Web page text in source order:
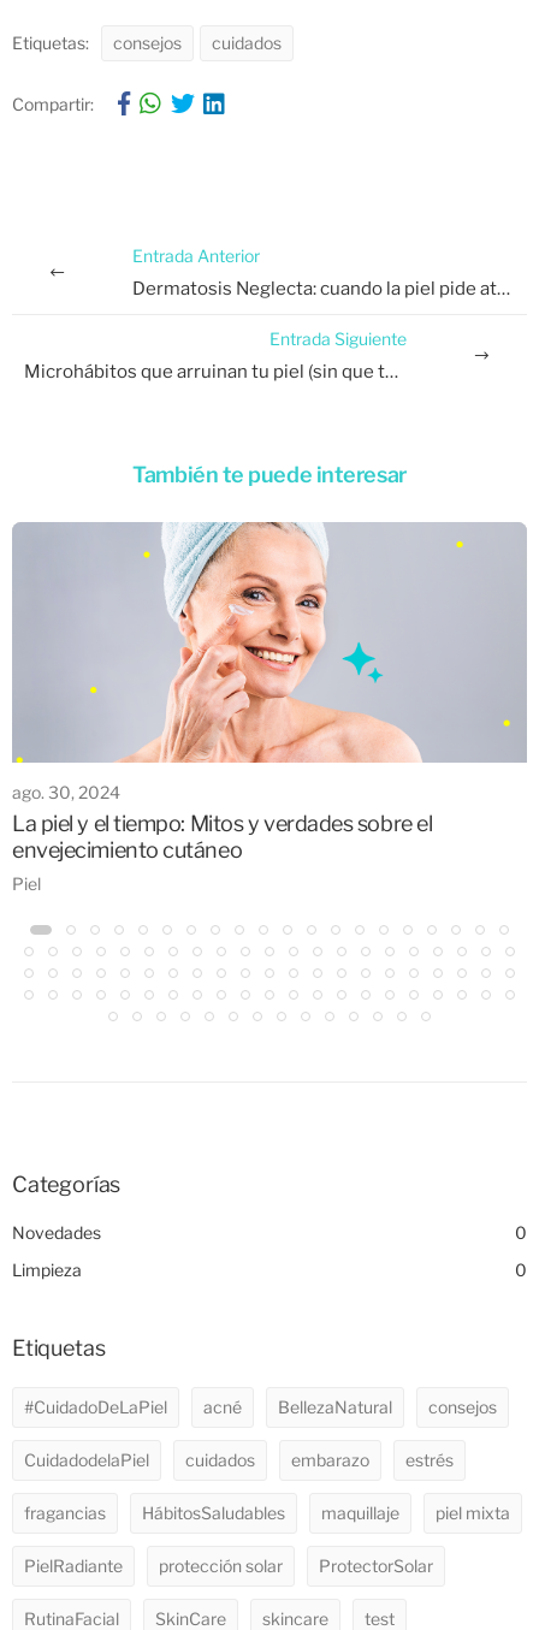
Etiquetas: consejos cuidados
Compartir:
Entrada Anterior
Dermatosis Neglecta: cuando la piel pide atención.
Entrada Siguiente
Microhábitos que arruinan tu piel (sin que te des cuenta).
También te puede interesar
ago. 30, 2024
La piel y el tiempo: Mitos y verdades sobre el
envejecimiento cutáneo
Piel
Categorías
Novedades
0
Limpieza
0
Etiquetas
#CuidadoDeLaPiel acné BellezaNatural consejos
CuidadodelaPiel cuidados embarazo estrés
fragancias HábitosSaludables maquillaje piel mixta
PielRadiante protección solar ProtectorSolar
RutinaFacial SkinCare skincare test